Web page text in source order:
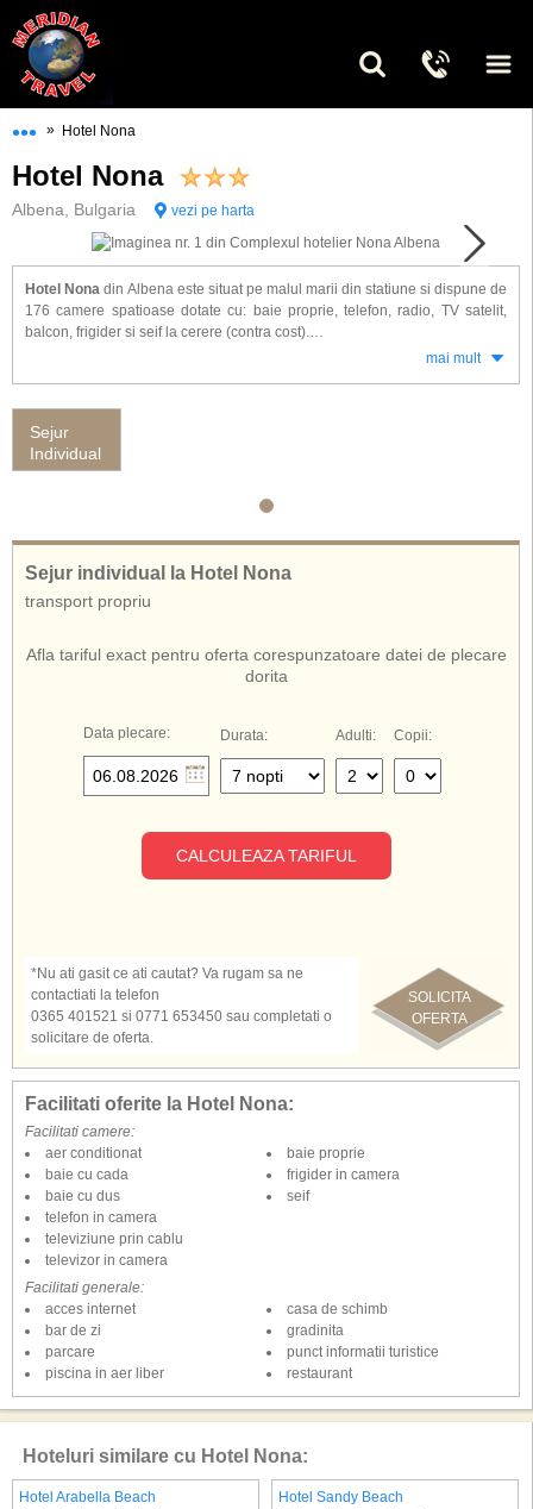
••• » Hotel Nona
Hotel Nona
Albena, Bulgaria vezi pe harta
Hotel Nona din Albena este situat pe malul marii din statiune si dispune de
176 camere spatioase dotate cu: baie proprie, telefon, radio, TV satelit,
balcon, frigider si seif la cerere (contra cost).
receptie si parcare.
Hotelul Nona ofera servicii cu All Inclusive
mai mult
Sejur
Individual
Sejur individual la Hotel Nona
transport propriu
Afla tariful exact pentru oferta corespunzatoare datei de plecare
dorita
Data plecare: Durata: Adulti: Copii:
CALCULEAZA TARIFUL
SOLICITA
OFERTA
*Nu ati gasit ce ati cautat? Va rugam sa ne
contactiati la telefon
0365 401521 si 0771 653450 sau completati o
solicitare de oferta.
Facilitati oferite la Hotel Nona:
Facilitati camere:
aer conditionat
baie cu cada
baie cu dus
baie proprie
frigider in camera
seif
telefon in camera
televiziune prin cablu
televizor in camera
Facilitati generale:
acces internet
bar de zi
casa de schimb
gradinita
parcare
piscina in aer liber
punct informatii turistice
restaurant
Hoteluri similare cu Hotel Nona:
Hotel Arabella Beach
Hotel Sandy Beach